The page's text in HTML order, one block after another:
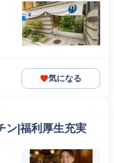
気になる
ン|福利厚生充実